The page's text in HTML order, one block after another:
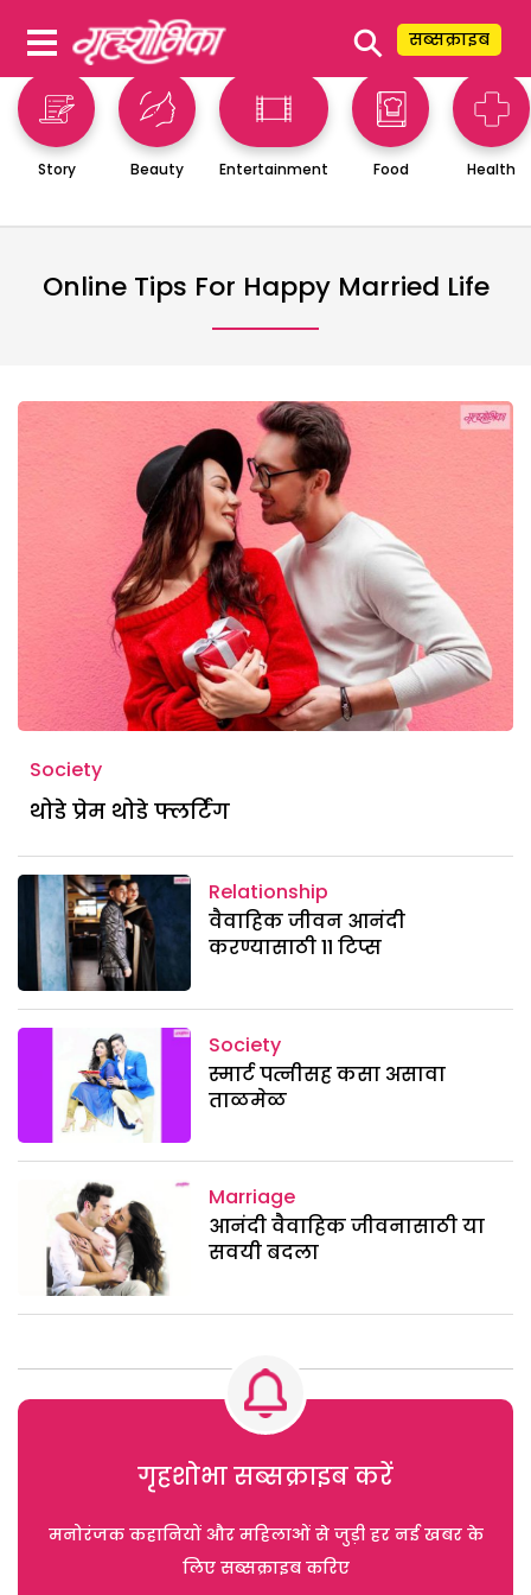
⚲ सब्सक्राइब
Story Beauty Entertainment Food Health
Online Tips For Happy Married Life
Society
थोडे प्रेम थोडे फ्लर्टिंग
Relationship
वैवाहिक जीवन आनंदी
करण्यासाठी 11 टिप्स
Society
स्मार्ट पत्नीसह कसा असावा
ताळमेळ
Marriage
आनंदी वैवाहिक जीवनासाठी या
सवयी बदला
गृहशोभा सब्सक्राइब करें
मनोरंजक कहानियों और महिलाओं से जुड़ी हर नई खबर के
लिए सब्सक्राइब करिए